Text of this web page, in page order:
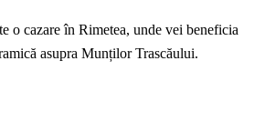
o cazare în Rimetea, unde vei beneficia
asupra Munților Trascăului.